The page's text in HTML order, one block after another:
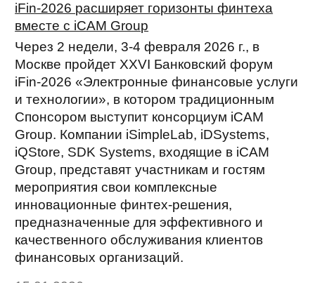
iFin-2026 расширяет горизонты финтеха
вместе с iCAM Group
Через 2 недели, 3-4 февраля 2026 г., в
Москве пройдет XXVI Банковский форум
iFin-2026 «Электронные финансовые услуги
и технологии», в котором традиционным
Спонсором выступит консорциум iCAM
Group. Компании iSimpleLab, iDSystems,
iQStore, SDK Systems, входящие в iCAM
Group, представят участникам и гостям
мероприятия свои комплексные
инновационные финтех-решения,
предназначенные для эффективного и
качественного обслуживания клиентов
финансовых организаций.